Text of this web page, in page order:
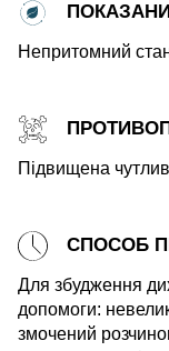
Непритомний
Підвищена
СПОСОБ
Для збудження
допомоги:
змочений